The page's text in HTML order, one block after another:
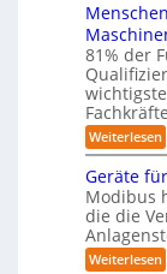
t
e
f
r
o
t
i
r
ä
u
e
b
i
s
I
S
O
h
v
o
i
l
i
t
ä
r
i
s
c
e
o
e
-
S
c
h
w
i
c
b
o
ä
s
e
n
t
a
t
i
n
v
n
E
n
81% der
Weiterlesen:
n
s
c
e
n
Geräte
Modibus
die die
Weiterlesen: